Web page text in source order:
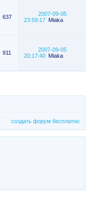
637
2007-09-05
23:59:17 Miaka
911
2007-09-05
20:17:40 Miaka
создать форум бесплатно